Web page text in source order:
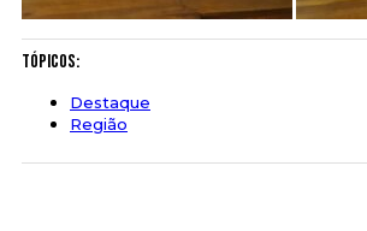
Tópicos:
Destaque
Região